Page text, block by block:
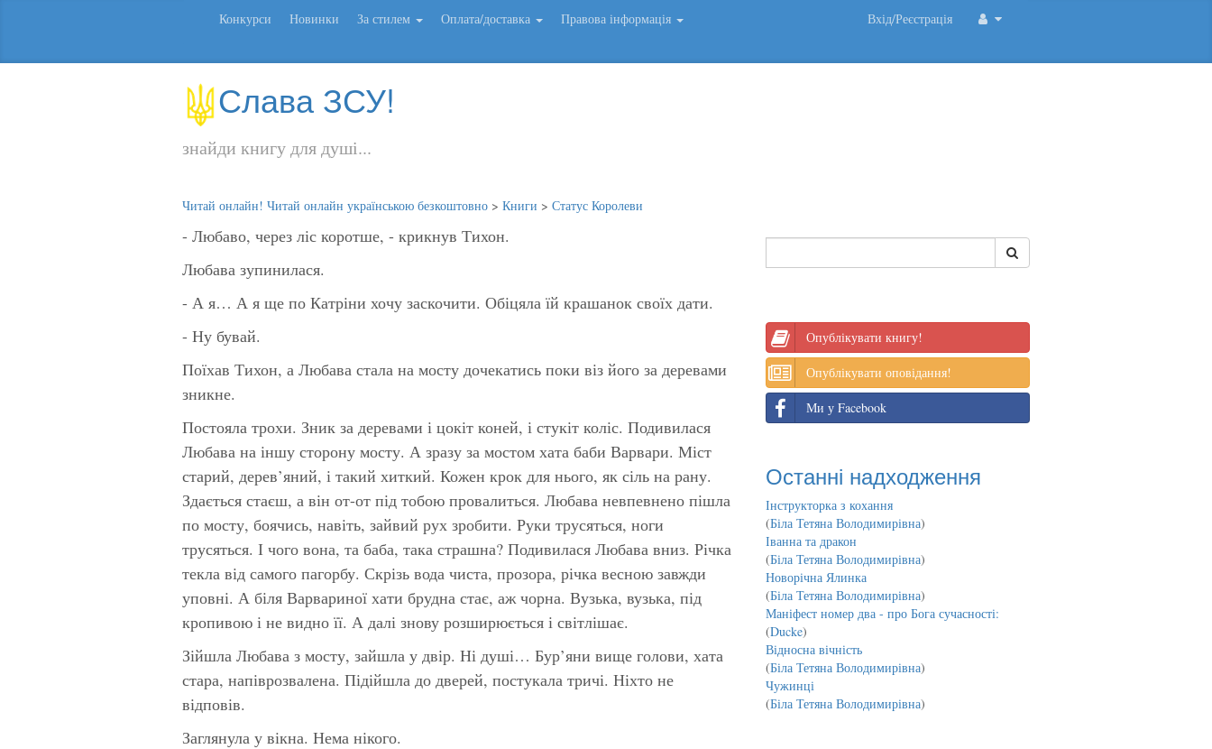
Конкурси Новинки За стилем Оплата/доставка Правова інформація Вхід/Реєстрація
Слава ЗСУ!
знайди книгу для душі...
Читай онлайн! Читай онлайн українською безкоштовно > Книги > Статус Королеви
- Любаво, через ліс коротше, - крикнув Тихон.
Любава зупинилася.
- А я… А я ще по Катріни хочу заскочити. Обіцяла їй крашанок своїх дати.
- Ну бувай.
Поїхав Тихон, а Любава стала на мосту дочекатись поки віз його за деревами
зникне.
Постояла трохи. Зник за деревами і цокіт коней, і стукіт коліс. Подивилася
Любава на іншу сторону мосту. А зразу за мостом хата баби Варвари. Міст
старий, дерев’яний, і такий хиткий. Кожен крок для нього, як сіль на рану.
Здається стаєш, а він от-от під тобою провалиться. Любава невпевнено пішла
по мосту, боячись, навіть, зайвий рух зробити. Руки трусяться, ноги
трусяться. І чого вона, та баба, така страшна? Подивилася Любава вниз. Річка
текла від самого пагорбу. Скрізь вода чиста, прозора, річка весною завжди
уповні. А біля Варвариної хати брудна стає, аж чорна. Вузька, вузька, під
кропивою і не видно її. А далі знову розширюється і світлішає.
Зійшла Любава з мосту, зайшла у двір. Ні душі… Бур’яни вище голови, хата
стара, напіврозвалена. Підійшла до дверей, постукала тричі. Ніхто не
відповів.
Заглянула у вікна. Нема нікого.
Опублікувати книгу!
Опублікувати оповідання!
Ми у Facebook
Останні надходження
Інструкторка з кохання
(Біла Тетяна Володимирівна)
Іванна та дракон
(Біла Тетяна Володимирівна)
Новорічна Ялинка
(Біла Тетяна Володимирівна)
Маніфест номер два - про Бога сучасності:
(Ducke)
Відносна вічність
(Біла Тетяна Володимирівна)
Чужинці
(Біла Тетяна Володимирівна)